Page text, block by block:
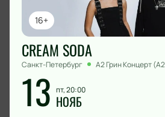
16+
CREAM SODA
Санкт-Петербург А2 Грин Концерт
13 пт, 20:00
НОЯБ